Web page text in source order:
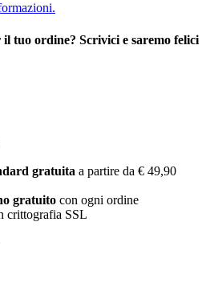
tuo ordine? Scrivici e saremo felici
gratuita a partire da € 49,90
gratuito con ogni ordine
crittografia SSL